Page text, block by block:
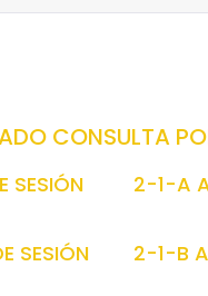
CONSULTA
SESIÓN 2-1-A
SESIÓN 2-1-B